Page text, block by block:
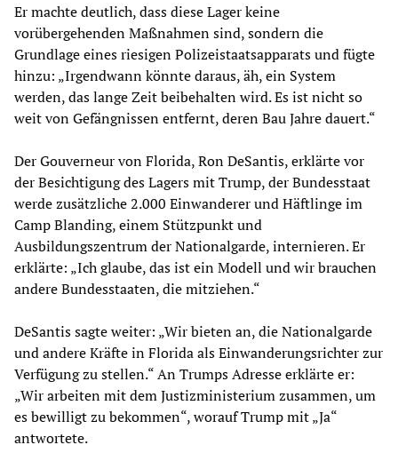
Er machte deutlich, dass diese Lager keine
vorübergehenden Maßnahmen sind, sondern die
Grundlage eines riesigen Polizeistaatsapparats und fügte
hinzu: „Irgendwann könnte daraus, äh, ein System
werden, das lange Zeit beibehalten wird. Es ist nicht so
weit von Gefängnissen entfernt, deren Bau Jahre dauert.“
Der Gouverneur von Florida, Ron DeSantis, erklärte vor
der Besichtigung des Lagers mit Trump, der Bundesstaat
werde zusätzliche 2.000 Einwanderer und Häftlinge im
Camp Blanding, einem Stützpunkt und
Ausbildungszentrum der Nationalgarde, internieren. Er
erklärte: „Ich glaube, das ist ein Modell und wir brauchen
andere Bundesstaaten, die mitziehen.“
DeSantis sagte weiter: „Wir bieten an, die Nationalgarde
und andere Kräfte in Florida als Einwanderungsrichter zur
Verfügung zu stellen.“ An Trumps Adresse erklärte er:
„Wir arbeiten mit dem Justizministerium zusammen, um
es bewilligt zu bekommen“, worauf Trump mit „Ja“
antwortete.